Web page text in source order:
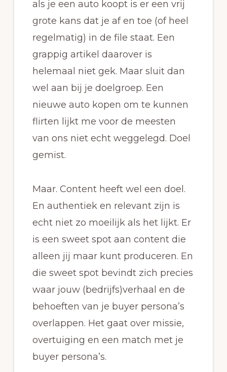
als je een auto koopt is er een vrij
grote kans dat je af en toe (of heel
regelmatig) in de file staat. Een
grappig artikel daarover is
helemaal niet gek. Maar sluit dan
wel aan bij je doelgroep. Een
nieuwe auto kopen om te kunnen
flirten lijkt me voor de meesten
van ons niet echt weggelegd. Doel
gemist.
Maar. Content heeft wel een doel.
En authentiek en relevant zijn is
echt niet zo moeilijk als het lijkt. Er
is een sweet spot aan content die
alleen jij maar kunt produceren. En
die sweet spot bevindt zich precies
waar jouw (bedrijfs)verhaal en de
behoeften van je buyer persona’s
overlappen. Het gaat over missie,
overtuiging en een match met je
buyer persona’s.